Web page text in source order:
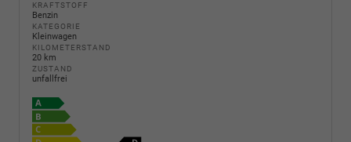
KRAFTSTOFF
Benzin
KATEGORIE
Kleinwagen
KILOMETERSTAND
20 km
ZUSTAND
unfallfrei